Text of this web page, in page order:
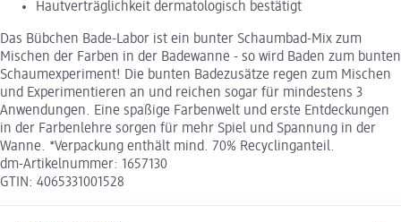
Hautverträglichkeit dermatologisch bestätigt
Das Bübchen Bade-Labor ist ein bunter Schaumbad-Mix zum
Mischen der Farben in der Badewanne - so wird Baden zum bunten
Schaumexperiment! Die bunten Badezusätze regen zum Mischen
und Experimentieren an und reichen sogar für mindestens 3
Anwendungen. Eine spaßige Farbenwelt und erste Entdeckungen
in der Farbenlehre sorgen für mehr Spiel und Spannung in der
Wanne. *Verpackung enthält mind. 70% Recyclinganteil.
dm-Artikelnummer: 1657130
GTIN: 4065331001528